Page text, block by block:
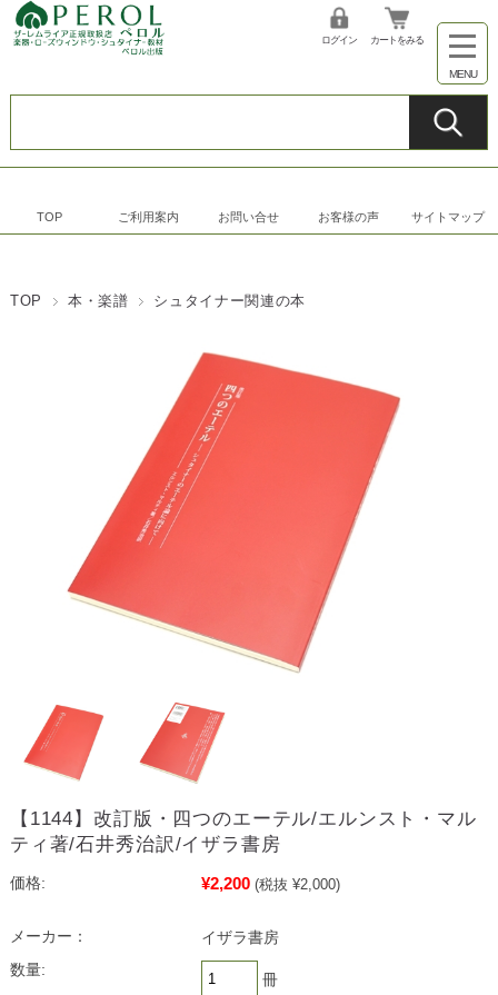
ログイン カートをみる
TOP ご利用案内 お問い合せ お客様の声 サイトマップ
TOP 本・楽譜 シュタイナー関連の本
【1144】改訂版・四つのエーテル/エルンスト・マル
ティ著/石井秀治訳/イザラ書房
価格: ¥2,200 (税抜 ¥2,000)
メーカー：
イザラ書房
数量:
冊